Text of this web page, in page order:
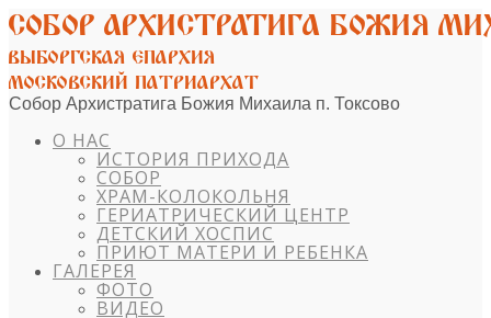
Собор Архистратига Божия Михаила п. Токсово
О НАС
ИСТОРИЯ ПРИХОДА
СОБОР
ХРАМ-КОЛОКОЛЬНЯ
ГЕРИАТРИЧЕСКИЙ ЦЕНТР
ДЕТСКИЙ ХОСПИС
ПРИЮТ МАТЕРИ И РЕБЕНКА
ГАЛЕРЕЯ
ФОТО
ВИДЕО